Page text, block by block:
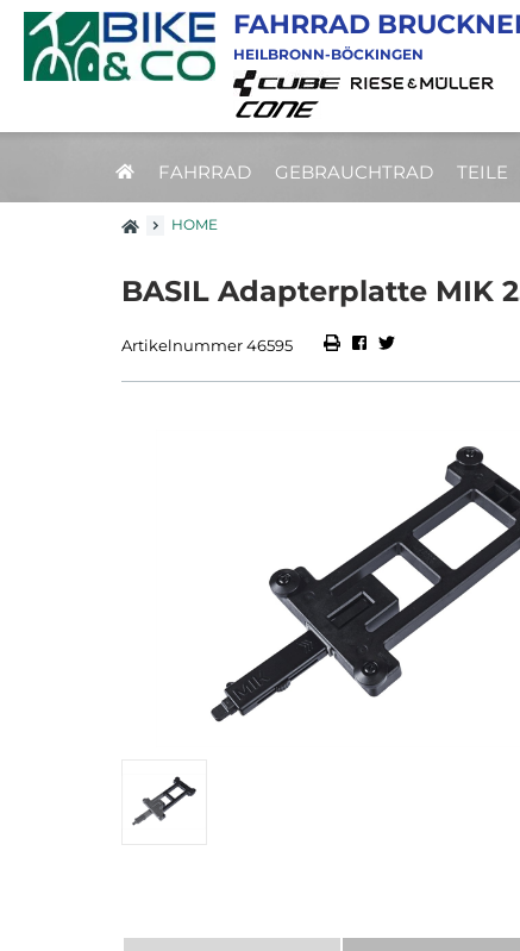
FAHRRAD GEBRAUCHTRAD TEILE
FAHRRAD
HEILBRONN-BÖCKINGEN
HOME
BASIL Adapterplatte MIK
Artikelnummer 46595